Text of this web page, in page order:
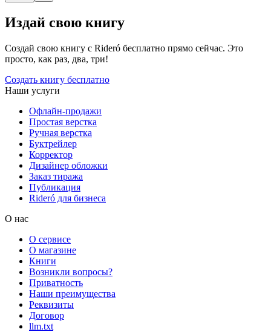
Издай свою книгу
Создай свою книгу с Rideró бесплатно прямо сейчас. Это
просто, как раз, два, три!
Создать книгу бесплатно
Наши услуги
Офлайн-продажи
Простая верстка
Ручная верстка
Буктрейлер
Корректор
Дизайнер обложки
Заказ тиража
Публикация
Rideró для бизнеса
О нас
О сервисе
О магазине
Книги
Возникли вопросы?
Приватность
Наши преимущества
Реквизиты
Договор
llm.txt